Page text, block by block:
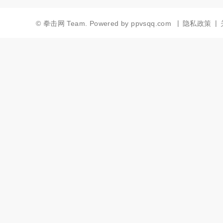
© 拳击网 Team. Powered by ppvsqq.com | 隐私政策 |